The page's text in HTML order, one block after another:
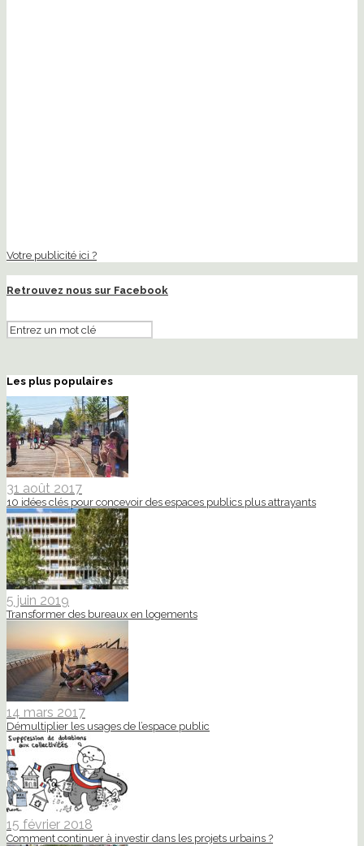
Votre publicité ici ?
Retrouvez nous sur Facebook
Les plus populaires
31 août 2017
10 idées clés pour concevoir des espaces publics plus attrayants
5 juin 2019
Transformer des bureaux en logements
14 mars 2017
Démultiplier les usages de l’espace public
15 février 2018
Comment continuer à investir dans les projets urbains ?